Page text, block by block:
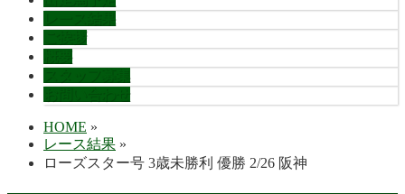
HOME »
レース結果 »
ローズスター号 3歳未勝利 優勝 2/26 阪神